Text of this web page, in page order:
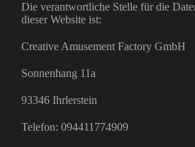
Die verantwortliche Stelle für die
dieser Website ist:
Creative Amusement Factory GmbH
Sonnenhang 11a
93346 Ihrlerstein
Telefon: 094411774909